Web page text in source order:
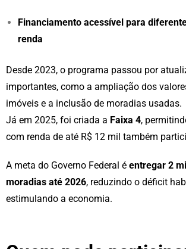
Financiamento acessível para
renda
Desde 2023, o programa passou por
importantes, como a ampliação dos
imóveis e a inclusão de moradias usadas.
Já em 2025, foi criada a Faixa 4,
com renda de até R$ 12 mil também
A meta do Governo Federal é entregar 2
moradias até 2026, reduzindo o déficit
estimulando a economia.